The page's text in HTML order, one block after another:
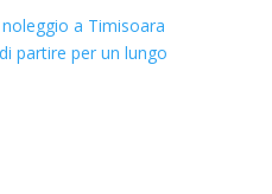
a Timisoara
partire per un lungo